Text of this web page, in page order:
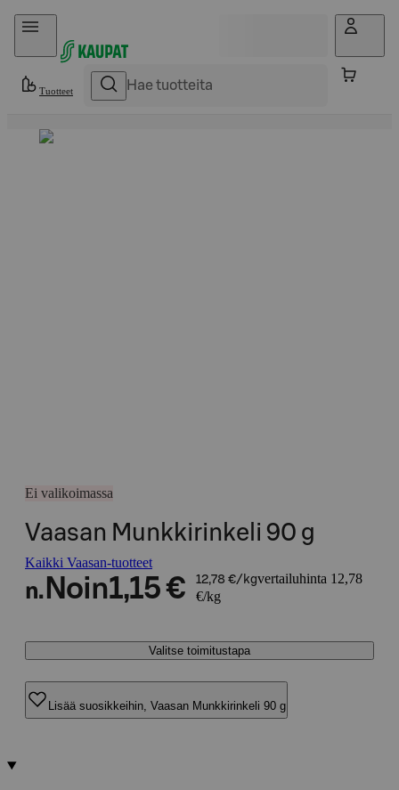
Hyppää sisältöön
Tuotteet
Ei valikoimassa
Vaasan Munkkirinkeli 90 g
Kaikki Vaasan-tuotteet
n. Noin1,15 € 12,78 €/kgvertailuhinta 12,78
€/kg
Valitse toimitustapa
Lisää suosikkeihin, Vaasan Munkkirinkeli 90 g